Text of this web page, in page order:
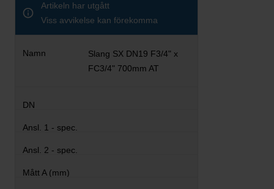
Artikeln har utgått
Viss avvikelse kan förekomma
Slang SX DN19 F3/4" x
FC3/4" 700mm AT